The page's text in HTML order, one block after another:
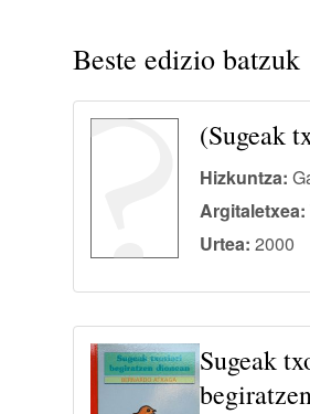
Beste edizio batzuk
(Sugeak
Hizkuntza:
Argitaletxea:
Urtea: 2000
Sugeak